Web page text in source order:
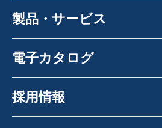
製品・サービス
電子カタログ
採用情報